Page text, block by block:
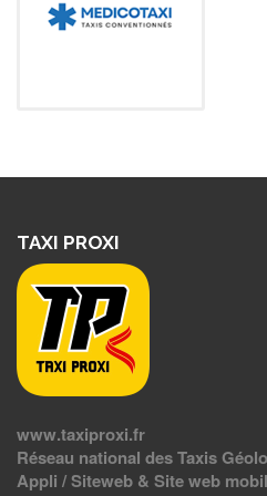
TAXI PROXI
www.taxiproxi.fr
Réseau national des Taxis
Appli / Siteweb & Site web